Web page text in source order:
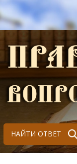
НАЙТИ ОТВЕТ